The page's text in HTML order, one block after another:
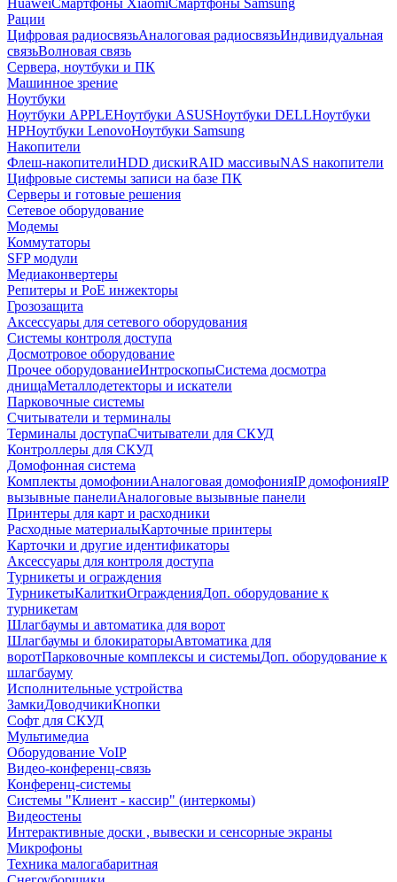
HuaweiСмартфоны XiaomiСмартфоны Samsung
Рации
Цифровая радиосвязьАналоговая радиосвязьИндивидуальная
связьВолновая связь
Сервера, ноутбуки и ПК
Машинное зрение
Ноутбуки
Ноутбуки APPLEНоутбуки ASUSНоутбуки DELLНоутбуки
HPНоутбуки LenovoНоутбуки Samsung
Накопители
Флеш-накопителиHDD дискиRAID массивыNAS накопители
Цифровые системы записи на базе ПК
Серверы и готовые решения
Сетевое оборудование
Модемы
Коммутаторы
SFP модули
Медиаконвертеры
Репитеры и PoE инжекторы
Грозозащита
Аксессуары для сетевого оборудования
Системы контроля доступа
Досмотровое оборудование
Прочее оборудованиеИнтроскопыСистема досмотра
днищаМеталлодетекторы и искатели
Парковочные системы
Считыватели и терминалы
Терминалы доступаСчитыватели для СКУД
Контроллеры для СКУД
Домофонная система
Комплекты домофонииАналоговая домофонияIP домофонияIP
вызывные панелиАналоговые вызывные панели
Принтеры для карт и расходники
Расходные материалыКарточные принтеры
Карточки и другие идентификаторы
Аксессуары для контроля доступа
Турникеты и ограждения
ТурникетыКалиткиОгражденияДоп. оборудование к
турникетам
Шлагбаумы и автоматика для ворот
Шлагбаумы и блокираторыАвтоматика для
воротПарковочные комплексы и системыДоп. оборудование к
шлагбауму
Исполнительные устройства
ЗамкиДоводчикиКнопки
Софт для СКУД
Мультимедиа
Оборудование VoIP
Видео-конференц-связь
Конференц-системы
Системы "Клиент - кассир" (интеркомы)
Видеостены
Интерактивные доски , вывески и сенсорные экраны
Микрофоны
Техника малогабаритная